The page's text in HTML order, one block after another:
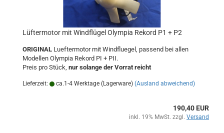
Lüftermotor mit Windflügel Olympia Rekord P1 + P2
ORIGINAL Lueftermotor mit Windfluegel, passend bei allen
Modellen Olympia Rekord PI + PII.
Preis pro Stück, nur solange der Vorrat reicht
Lieferzeit: ca.1-4 Werktage (Lagerware) (Ausland abweichend)
190,40 EUR
inkl. 19% MwSt. zzgl. Versand